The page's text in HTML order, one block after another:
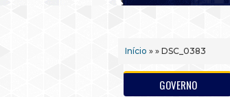
Início » » DSC_0383
GOVERNO